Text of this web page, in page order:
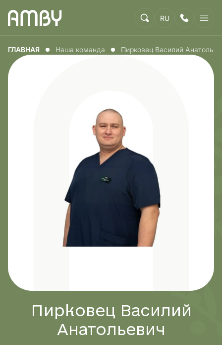
RU
ГЛАВНАЯ Наша команда Пирковец Василий
Пирковец Василий
Анатольевич